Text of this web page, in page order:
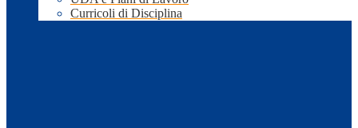
Curricoli di Disciplina